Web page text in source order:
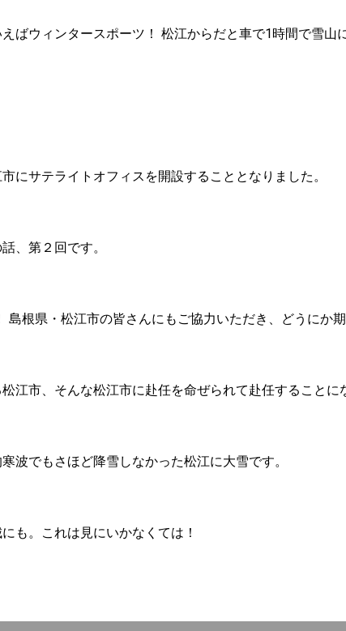
ばウィンタースポーツ！ 松江からだと車で1時間で雪山
にサテライトオフィスを開設することとなりました。
、第２回です。
根県・松江市の皆さんにもご協力いただき、どうにか
江市、そんな松江市に赴任を命ぜられて赴任することに
波でもさほど降雪しなかった松江に大雪です。
も。これは見にいかなくては！